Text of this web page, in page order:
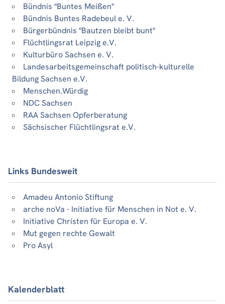
Bündnis "Buntes Meißen"
Bündnis Buntes Radebeul e. V.
Bürgerbündnis "Bautzen bleibt bunt"
Flüchtlingsrat Leipzig e.V.
Kulturbüro Sachsen e. V.
Landesarbeitsgemeinschaft politisch-kulturelle
Bildung Sachsen e.V.
Menschen.Würdig
NDC Sachsen
RAA Sachsen Opferberatung
Sächsischer Flüchtlingsrat e.V.
Links Bundesweit
Amadeu Antonio Stiftung
arche noVa - Initiative für Menschen in Not e. V.
Initiative Christen für Europa e. V.
Mut gegen rechte Gewalt
Pro Asyl
Kalenderblatt